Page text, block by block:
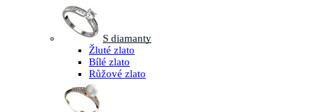
S diamanty
Žluté zlato
Bílé zlato
Růžové zlato